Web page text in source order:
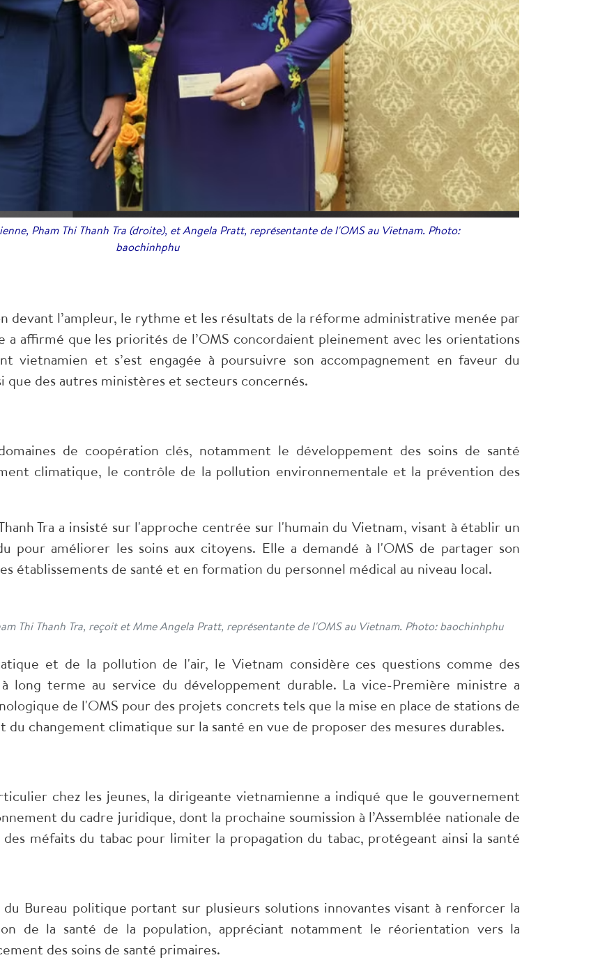
Pham Thi Thanh Tra (droite), et Angela Pratt, représentante de l'OMS au Vietnam. Photo:
baochinhphu
devant l’ampleur, le rythme et les résultats de la réforme administrative menée par
a affirmé que les priorités de l’OMS concordaient pleinement avec les orientations
vietnamien et s’est engagée à poursuivre son accompagnement en faveur du
que des autres ministères et secteurs concernés.
de coopération clés, notamment le développement des soins de santé
climatique, le contrôle de la pollution environnementale et la prévention des
Tra a insisté sur l'approche centrée sur l'humain du Vietnam, visant à établir un
pour améliorer les soins aux citoyens. Elle a demandé à l'OMS de partager son
établissements de santé et en formation du personnel médical au niveau local.​
Thi Thanh Tra, reçoit et Mme Angela Pratt, représentante de l'OMS au Vietnam. Photo: baochinhphu
et de la pollution de l'air, le Vietnam considère ces questions comme des
long terme au service du développement durable. La vice-Première ministre a
de l'OMS pour des projets concrets tels que la mise en place de stations de
changement climatique sur la santé en vue de proposer des mesures durables.
chez les jeunes, la dirigeante vietnamienne a indiqué que le gouvernement
du cadre juridique, dont la prochaine soumission à l’Assemblée nationale de
méfaits du tabac pour limiter la propagation du tabac, protégeant ainsi la santé
Bureau politique portant sur plusieurs solutions innovantes visant à renforcer la
de la santé de la population, appréciant notamment le réorientation vers la
des soins de santé primaires.